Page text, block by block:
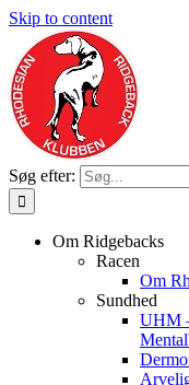
Skip to content
Søg efter:
Om Ridgebacks
Racen
Om
Sundhed
UHM